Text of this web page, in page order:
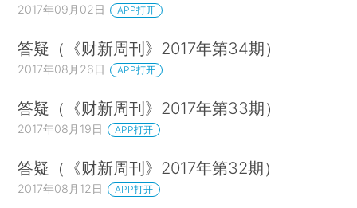
2017年09月02日 APP打开
答疑（《财新周刊》2017年第34期）
2017年08月26日 APP打开
答疑（《财新周刊》2017年第33期）
2017年08月19日 APP打开
答疑（《财新周刊》2017年第32期）
2017年08月12日 APP打开